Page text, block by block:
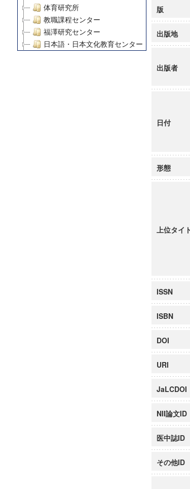
体育研究所
教職課程センター
福澤研究センター
日本語・日本文化教育センター
慶應義塾大学グローバルCOEプログラム市
慶應義塾大学グローバルCOEプログラム論
博士課程教育リーディングプログラム「超成
版
出版地
出版者
日付
形態
上位タイ
ISSN
ISBN
DOI
URI
JaLCDOI
NII論文ID
医中誌ID
その他ID